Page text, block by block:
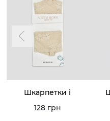
Шкарпетки і
128 грн